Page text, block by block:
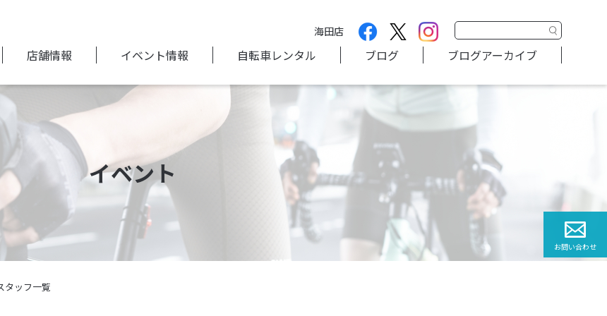
海田店
店舗情報 イベント情報 自転車レンタル ブログ ブログアーカイブ
イベント
タッフ一覧
お問い合わせ